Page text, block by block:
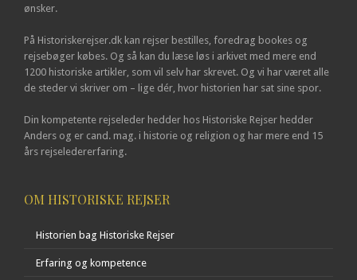
ønsker.
På Historiskerejser.dk kan rejser bestilles, foredrag bookes og
rejsebøger købes. Og så kan du læse løs i arkivet med mere end
1200 historiske artikler, som vil selv har skrevet. Og vi har været alle
de steder vi skriver om – lige dér, hvor historien har sat sine spor.
Din kompetente rejseleder hedder hos Historiske Rejser hedder
Anders og er cand. mag. i historie og religion og har mere end 15
års rejseledererfaring.
OM HISTORISKE REJSER
Historien bag Historiske Rejser
Erfaring og kompetence